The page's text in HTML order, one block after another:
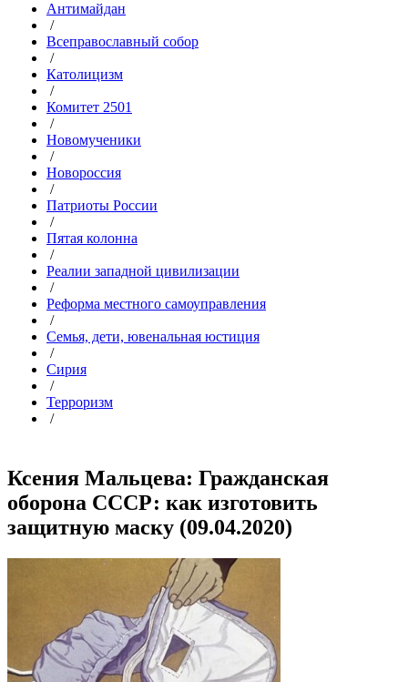
Антимайдан
/
Всеправославный собор
/
Католицизм
/
Комитет 2501
/
Новомученики
/
Новороссия
/
Патриоты России
/
Пятая колонна
/
Реалии западной цивилизации
/
Реформа местного самоуправления
/
Семья, дети, ювенальная юстиция
/
Сирия
/
Терроризм
/
Ксения Мальцева: Гражданская
оборона СССР: как изготовить
защитную маску (09.04.2020)